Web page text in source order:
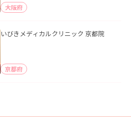
大阪府
いびきメディカルクリニック 京都院
京都府